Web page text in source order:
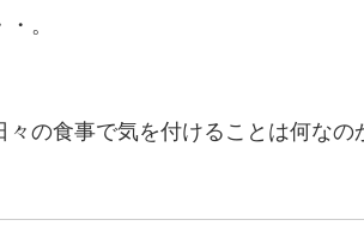
。
の食事で気を付けることは何なの